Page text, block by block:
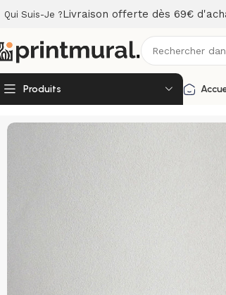
Qui Suis-Je ?Livraison offerte dès 69€
Produits
Affiches Publicités